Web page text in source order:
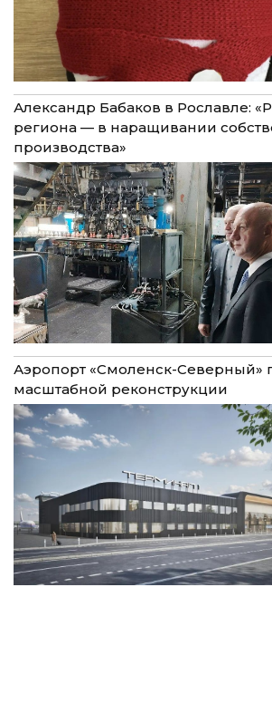
Александр Бабаков в Рославле:
региона — в наращивании
производства»
Аэропорт «Смоленск-Северный»
масштабной реконструкции